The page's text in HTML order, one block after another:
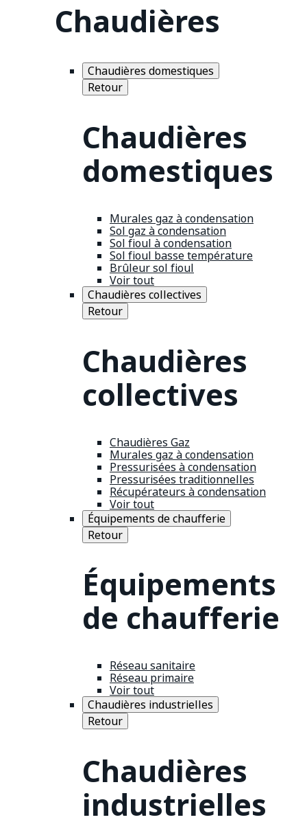
Chaudières
Chaudières domestiques
Retour
Chaudières
domestiques
Murales gaz à condensation
Sol gaz à condensation
Sol fioul à condensation
Sol fioul basse température
Brûleur sol fioul
Voir tout
Chaudières collectives
Retour
Chaudières
collectives
Chaudières Gaz
Murales gaz à condensation
Pressurisées à condensation
Pressurisées traditionnelles
Récupérateurs à condensation
Voir tout
Équipements de chaufferie
Retour
Équipements
de chaufferie
Réseau sanitaire
Réseau primaire
Voir tout
Chaudières industrielles
Retour
Chaudières
industrielles